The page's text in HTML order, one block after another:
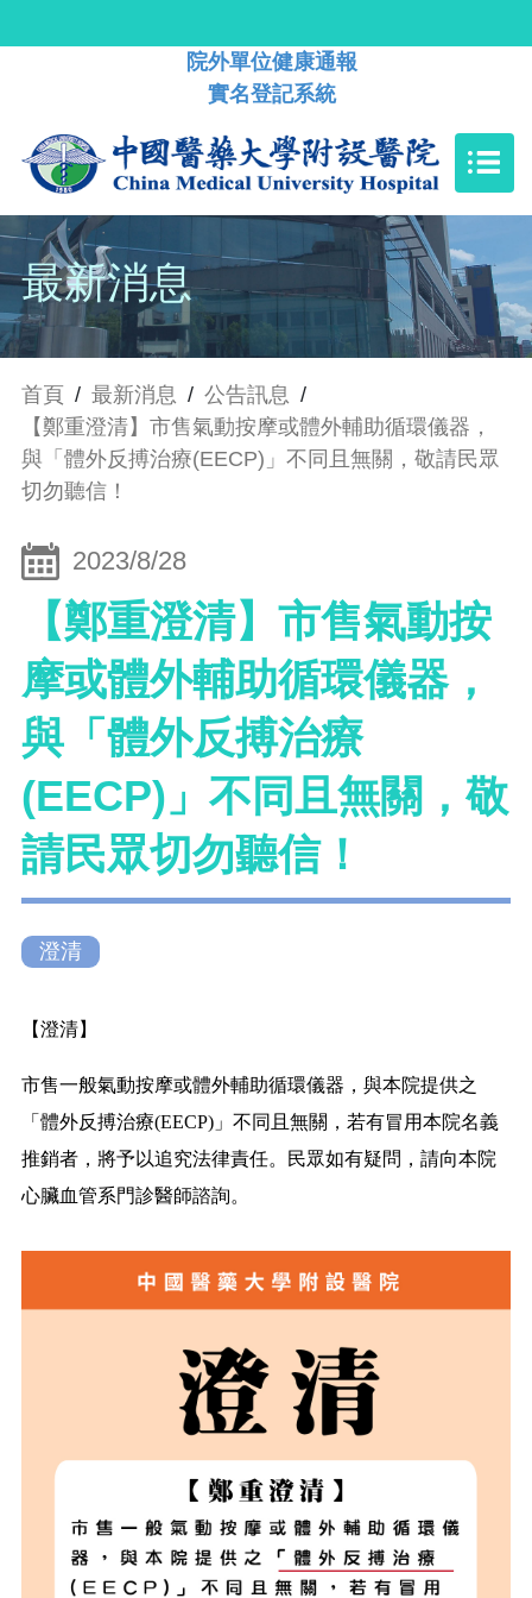
院外單位健康通報
實名登記系統
最新消息
首頁 / 最新消息 / 公告訊息 /
【鄭重澄清】市售氣動按摩或體外輔助循環儀器，
與「體外反搏治療(EECP)」不同且無關，敬請民眾
切勿聽信！
2023/8/28
【鄭重澄清】市售氣動按
摩或體外輔助循環儀器，
與「體外反搏治療
(EECP)」不同且無關，敬
請民眾切勿聽信！
澄清
【澄清】
市售一般氣動按摩或體外輔助循環儀器，與本院提供之
「體外反搏治療(EECP)」不同且無關，若有冒用本院名義
推銷者，將予以追究法律責任。民眾如有疑問，請向本院
心臟血管系門診醫師諮詢。